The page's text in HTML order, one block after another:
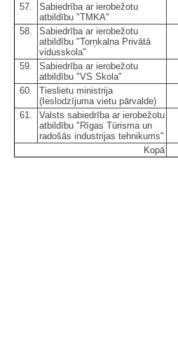
57.
Sabiedrība ar ierobežotu
atbildību "TMKA"
58.
Sabiedrība ar ierobežotu
atbildību "Torņkalna Privātā
vidusskola"
59.
Sabiedrība ar ierobežotu
atbildību "VS Skola"
60.
Tieslietu ministrija
(Ieslodzījuma vietu pārvalde)
61.
Valsts sabiedrība ar ierobežotu
atbildību "Rīgas Tūrisma un
radošās industrijas tehnikums"
Kopā